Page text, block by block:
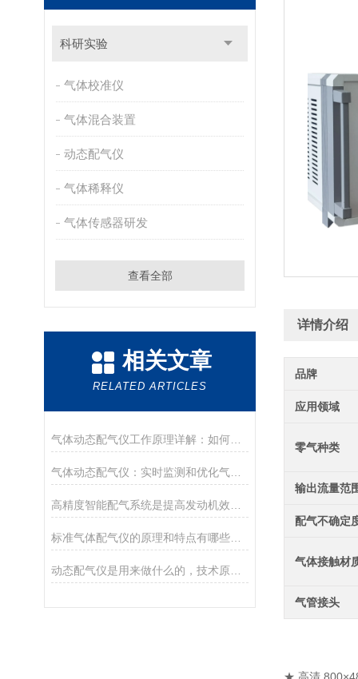
科研实验
气体校准仪
气体混合装置
动态配气仪
气体稀释仪
气体传感器研发
查看全部
相关文章
RELATED ARTICLES
气体动态配气仪工作原理详解：如何实现精准气体浓度配制？
气体动态配气仪：实时监测和优化气体流动的关键工具
标准气体配气仪的原理和特点有哪些呢？
动态配气仪是用来做什么的，技术原理是怎样的？
详情介绍
品牌
应用领域
零气种类
输出流量范
配气不确定
气体接触材
气管接头